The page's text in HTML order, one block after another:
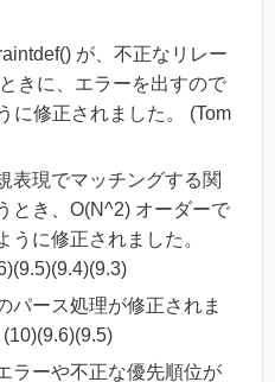
が、不正なリレー
きに、エラーを出すので
に修正されました。 (Tom
表現でマッチングする関
とき、O(N^2) オーダーで
うに修正されました。
パース処理が修正されま
ラーや不正な優先順位が